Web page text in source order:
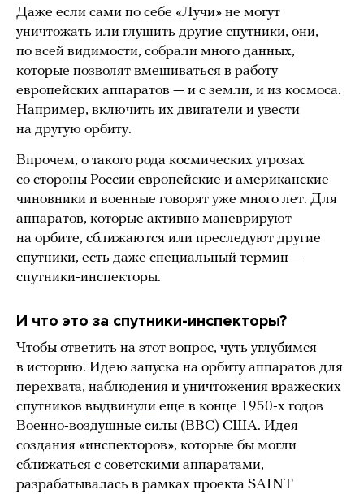
Даже если сами по себе «Лучи» не могут
уничтожать или глушить другие спутники, они,
по всей видимости, собрали много данных,
которые позволят вмешиваться в работу
европейских аппаратов — и с земли, и из космоса.
Например, включить их двигатели и увести
на другую орбиту.
Впрочем, о такого рода космических угрозах
со стороны России европейские и американские
чиновники и военные говорят уже много лет. Для
аппаратов, которые активно маневрируют
на орбите, сближаются или преследуют другие
спутники, есть даже специальный термин —
спутники-инспекторы.
И что это за спутники-инспекторы?
Чтобы ответить на этот вопрос, чуть углубимся
в историю. Идею запуска на орбиту аппаратов для
перехвата, наблюдения и уничтожения вражеских
спутников выдвинули еще в конце 1950-х годов
Военно-воздушные силы (ВВС) США. Идея
создания «инспекторов», которые бы могли
сближаться с советскими аппаратами,
разрабатывалась в рамках проекта SAINT